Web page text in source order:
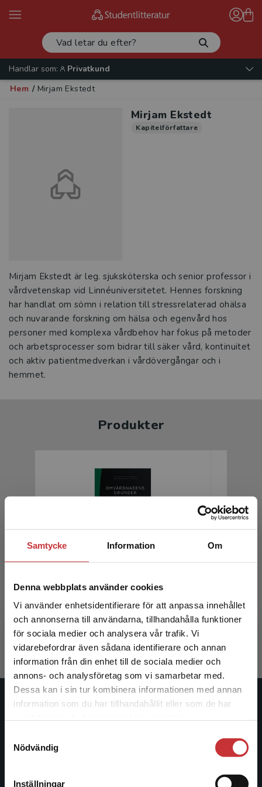
Samtycke Information Om
Denna webbplats använder cookies
Vi använder enhetsidentifierare för att anpassa innehållet
och annonserna till användarna, tillhandahålla funktioner
för sociala medier och analysera vår trafik. Vi
vidarebefordrar även sådana identifierare och annan
information från din enhet till de sociala medier och
annons- och analysföretag som vi samarbetar med.
Dessa kan i sin tur kombinera informationen med annan
information som du har tillhandahållit eller som de har
Nödvändig
Inställningar
Begränsad fraktregion
Det verkar som att du besöker
studentlitteratur.se via en enhet utanför Sverige.
Vi erbjuder inte leveranser utanför Sverige. För
att kunna slutföra ett köp måste
Handlar som:
Privatkund
Hem / Mirjam Ekstedt
Mirjam Ekstedt
Kapitelförfattare
Mirjam Ekstedt är leg. sjuksköterska och senior professor i
vårdvetenskap vid Linnéuniversitetet. Hennes forskning
har handlat om sömn i relation till stressrelaterad ohälsa
och nuvarande forskning om hälsa och egenvård hos
personer med komplexa vårdbehov har fokus på metoder
och arbetsprocesser som bidrar till säker vård, kontinuitet
och aktiv patientmedverkan i vårdövergångar och i
hemmet.
Produkter
Omvårdnadens grunder
Almerud, Sofia m.fl. (red.)
624 krinkl. moms
Exkl. moms: 589 kr
413 kr
Studentlitteratur
ledande utbildningsförlag. Med läromedel, kurslitteratur,
informationstjänster i utbudet, finns Studentlitteratur med